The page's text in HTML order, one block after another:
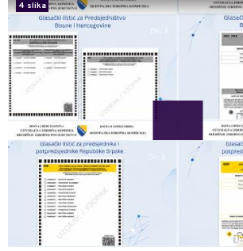
4 slika